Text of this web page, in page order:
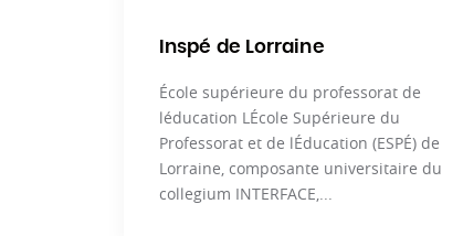
Inspé de Lorraine
École supérieure du professorat de
léducation LÉcole Supérieure du
Professorat et de lÉducation (ESPÉ) de
Lorraine, composante universitaire du
collegium INTERFACE,...